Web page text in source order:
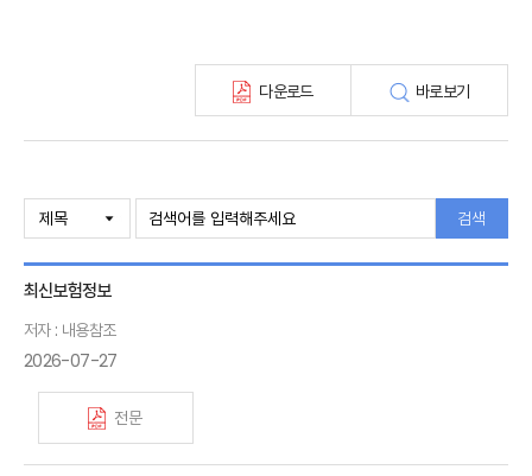
다운로드 바로보기
검색
최신보험정보
저자 : 내용참조
2026-07-27
전문